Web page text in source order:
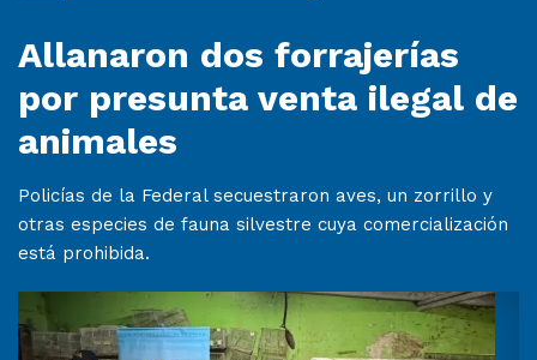
Allanaron dos forrajerías
por presunta venta ilegal de
animales
Policías de la Federal secuestraron aves, un zorrillo y
otras especies de fauna silvestre cuya comercialización
está prohibida.